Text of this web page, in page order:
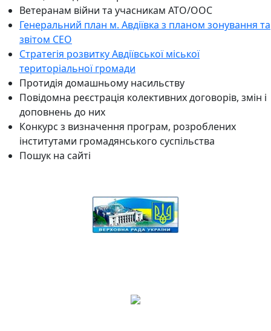
Ветеранам війни та учасникам АТО/ООС
Генеральний план м. Авдіївка з планом зонування та
звітом СЕО
Стратегія розвитку Авдіївської міської
територіальної громади
Протидія домашньому насильству
Повідомна реєстрація колективних договорів, змін і
доповнень до них
Конкурс з визначення програм, розроблених
інститутами громадянського суспільства
Пошук на сайті